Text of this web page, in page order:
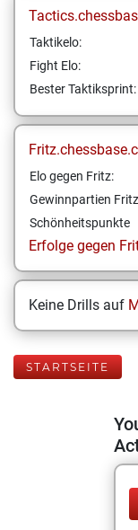
Taktikelo:
Fight Elo:
Bester Taktiksprint:
Elo gegen Fritz:
Gewinnpartien
Schönheitspunkte
Erfolge gegen
Keine Drills auf
STARTSEITE